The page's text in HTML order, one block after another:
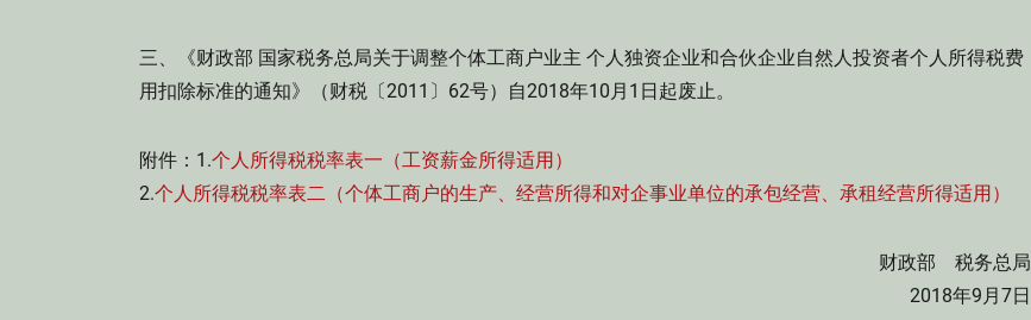
三、《财政部 国家税务总局关于调整个体工商户业主 个人独资企业和合伙企业自然人投资者个人所得税费
用扣除标准的通知》（财税〔2011〕62号）自2018年10月1日起废止。
附件：1.个人所得税税率表一（工资薪金所得适用）
2.个人所得税税率表二（个体工商户的生产、经营所得和对企事业单位的承包经营、承租经营所得适用）
财政部 税务总局
2018年9月7日